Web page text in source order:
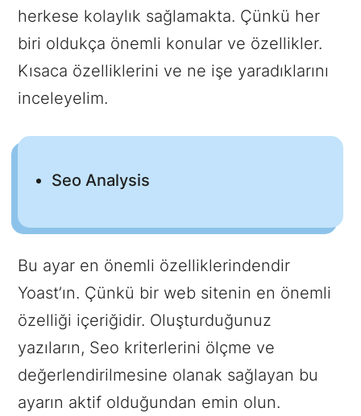
herkese kolaylık sağlamakta. Çünkü her
biri oldukça önemli konular ve özellikler.
Kısaca özelliklerini ve ne işe yaradıklarını
inceleyelim.
Seo Analysis
Bu ayar en önemli özelliklerindendir
Yoast’ın. Çünkü bir web sitenin en önemli
özelliği içeriğidir. Oluşturduğunuz
yazıların, Seo kriterlerini ölçme ve
değerlendirilmesine olanak sağlayan bu
ayarın aktif olduğundan emin olun.